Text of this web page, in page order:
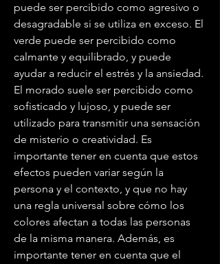
puede ser percibido como agresivo o
desagradable si se utiliza en exceso. El
verde puede ser percibido como
calmante y equilibrado, y puede
ayudar a reducir el estrés y la ansiedad.
El morado suele ser percibido como
sofisticado y lujoso, y puede ser
utilizado para transmitir una sensación
de misterio o creatividad. Es
importante tener en cuenta que estos
efectos pueden variar según la
persona y el contexto, y que no hay
una regla universal sobre cómo los
colores afectan a todas las personas
de la misma manera. Además, es
importante tener en cuenta que el